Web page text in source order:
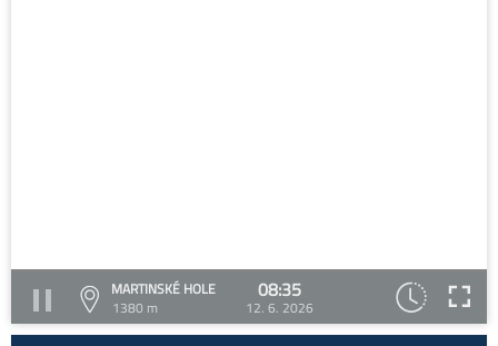
MARTINSKÉ HOLE
1380 m
08:35
12. 6. 2026